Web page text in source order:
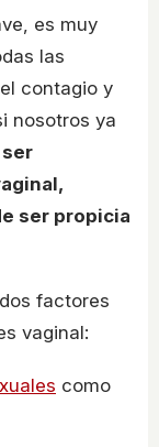
es muy
las
contagio y
nosotros ya
ser propicia
factores
vaginal:
como